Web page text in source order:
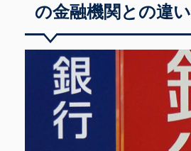
の金融機関との違い